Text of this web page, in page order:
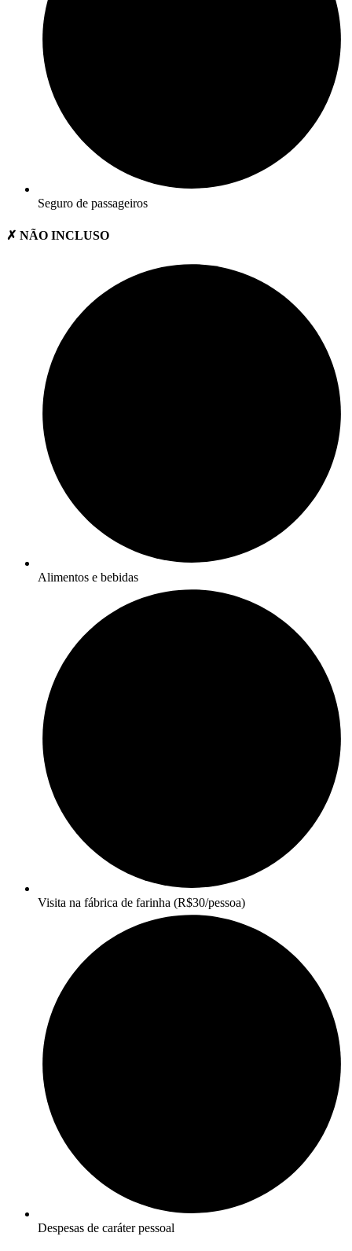
Seguro de passageiros
✗ NÃO INCLUSO
Alimentos e bebidas
Visita na fábrica de farinha (R$30/pessoa)
Despesas de caráter pessoal